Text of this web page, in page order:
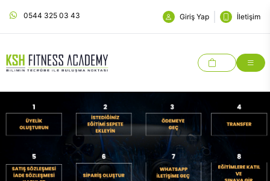
0544 325 03 43 Giriş Yap İletişim